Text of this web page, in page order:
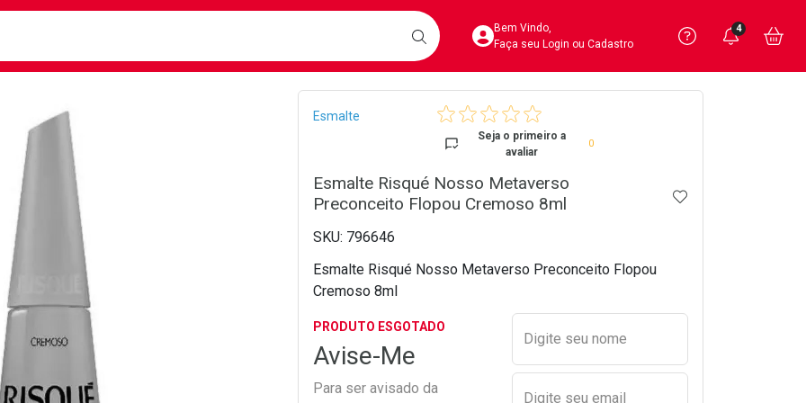
BUSCARAcesse sua Conta
Bem Vindo,
Faça seu Login ou Cadastro
Precisa
Ver Recursos
Você
4
Breadcrumb
Esmalte
Seja o primeiro a
avaliar
0
Esmalte Risqué Nosso Metaverso
Preconceito Flopou Cremoso 8ml
ADICIONAR AOS
796646
Esmalte Risqué Nosso Metaverso Preconceito Flopou
Cremoso 8ml
PRODUTO ESGOTADO
Avise-Me
Para ser avisado da
Preencher nome e email
Digite seu nome
Digite seu email